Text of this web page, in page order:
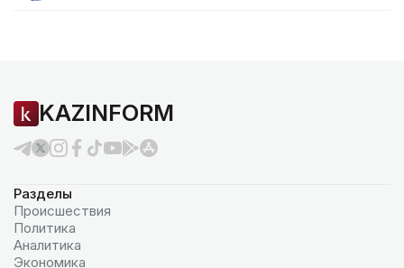
KAZINFORM
Разделы
Происшествия
Политика
Аналитика
Экономика